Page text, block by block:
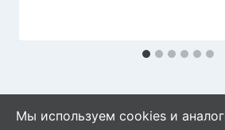
Мы используем cookies и